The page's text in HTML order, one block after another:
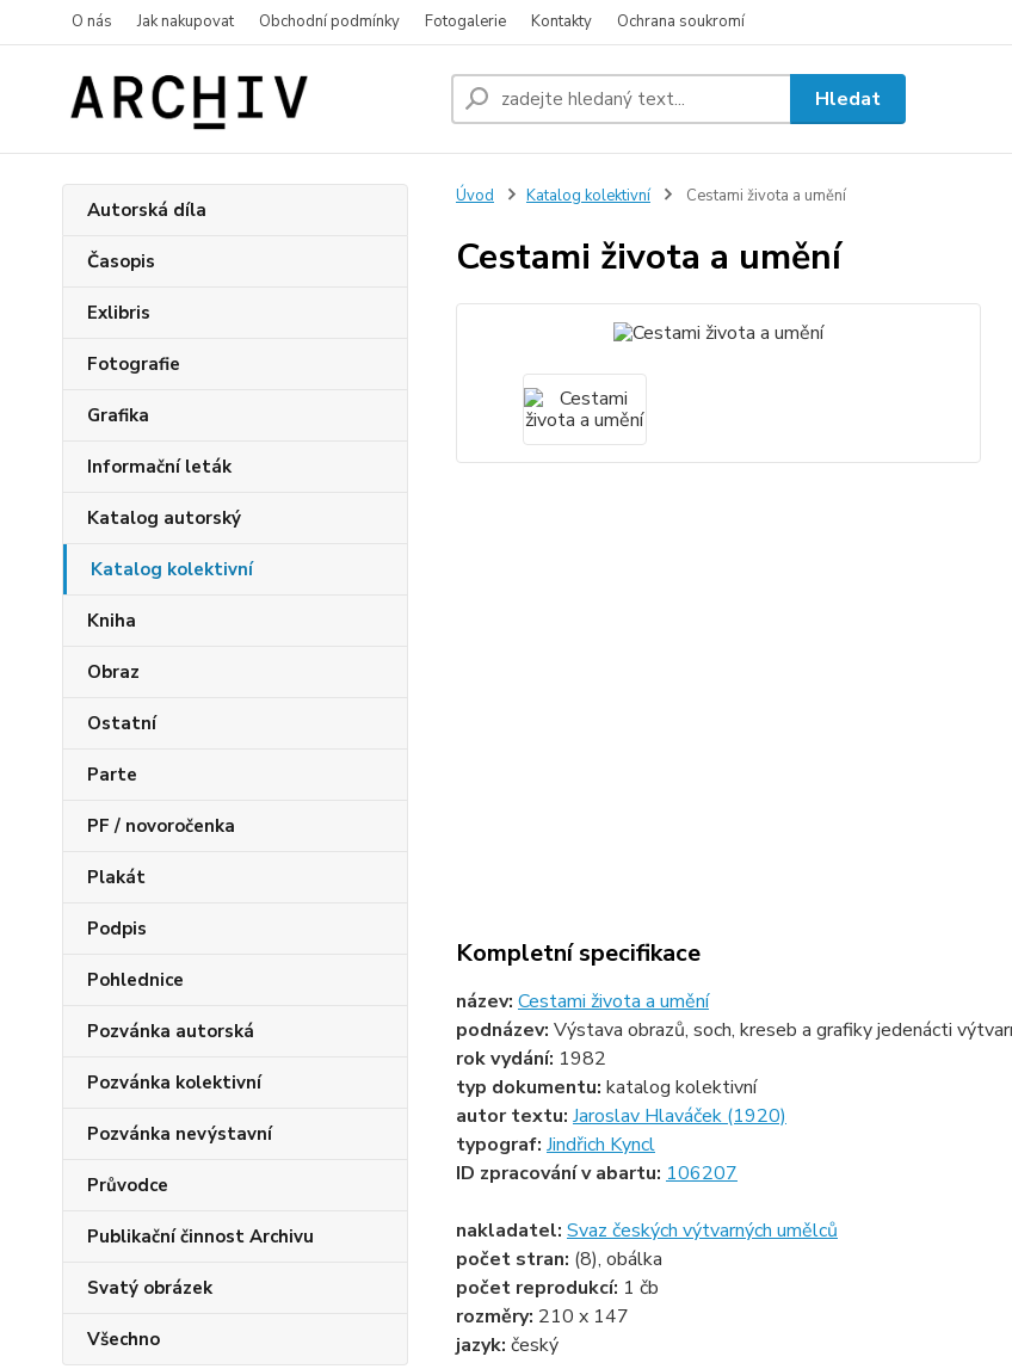
O nás Jak nakupovat Obchodní podmínky Fotogalerie Kontakty Ochrana soukromí
Hledat
Autorská díla
Časopis
Exlibris
Fotografie
Grafika
Informační leták
Katalog autorský
Katalog kolektivní
Kniha
Obraz
Ostatní
Parte
PF / novoročenka
Plakát
Podpis
Pohlednice
Pozvánka autorská
Pozvánka kolektivní
Pozvánka nevýstavní
Průvodce
Publikační činnost Archivu
Svatý obrázek
Všechno
Úvod Katalog kolektivní Cestami života a umění
Cestami života a umění
Kompletní specifikace
název: Cestami života a umění
podnázev: Výstava obrazů, soch, kreseb a grafiky jedenácti
rok vydání: 1982
typ dokumentu: katalog kolektivní
autor textu: Jaroslav Hlaváček (1920)
typograf: Jindřich Kyncl
ID zpracování v abartu: 106207
nakladatel: Svaz českých výtvarných umělců
počet stran: (8), obálka
počet reprodukcí: 1 čb
rozměry: 210 x 147
jazyk: český